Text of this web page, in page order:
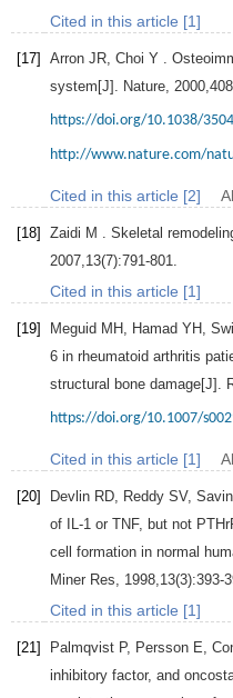
Cited in this article [1]
[17] Arron JR Choi Y .
system[J]. Nature 2000 408
https://doi.org/10.1038/
http://www.nature.com/
Cited in this article [2]
[18] Zaidi M . Skeletal
2007 13(7):791-801.
Cited in this article [1]
[19] Meguid MH Hamad YH
6 in rheumatoid arthritis
structural bone damage[J].
https://doi.org/10.1007/
Cited in this article [1]
[20] Devlin RD Reddy SV,
of IL-1 or TNF, but not
cell formation in normal
Miner Res
1998 13(3):393-
Cited in this article [1]
[21] Palmqvist P, Persson E
inhibitory factor, and